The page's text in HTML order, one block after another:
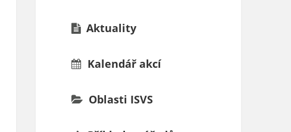
Aktuality
Kalendář akcí
Oblasti ISVS